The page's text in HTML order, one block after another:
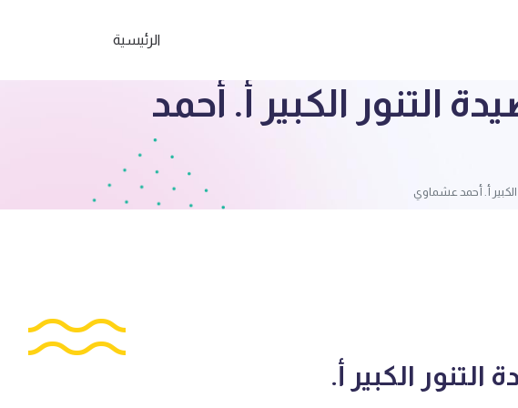
الرئيسية
الكبير أ. أحمد
أ. أحمد عشماوي
الكبير أ.